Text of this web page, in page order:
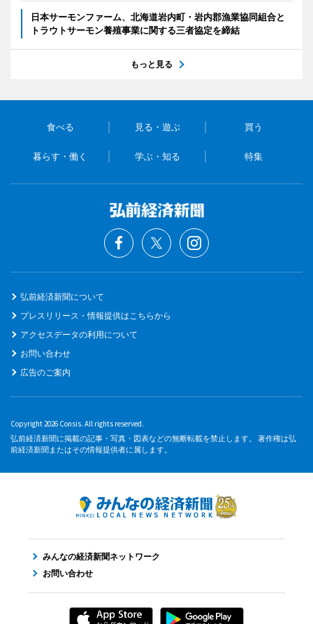
日本サーモンファーム、北海道岩内町・岩内郡漁業協同組合と
トラウトサーモン養殖事業に関する三者協定を締結
もっと見る
食べる 見る・遊ぶ 買う
暮らす・働く 学ぶ・知る 特集
弘前経済新聞について
プレスリリース・情報提供はこちらから
アクセスデータの利用について
お問い合わせ
広告のご案内
Copyright 2026 Consis. All rights reserved.
弘前経済新聞に掲載の記事・写真・図表などの無断転載を禁止します。 著作権は弘
前経済新聞またはその情報提供者に属します。
みんなの経済新聞ネットワーク
お問い合わせ